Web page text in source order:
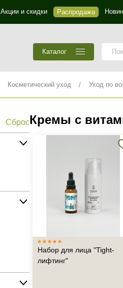
Акции и скидки Распродажа
Каталог
Косметический уход Уход по
СбросКремы с
Набор для лица "Tight-
лифтинг"